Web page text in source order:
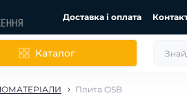
Доставка і оплата
Каталог
Плита OSB